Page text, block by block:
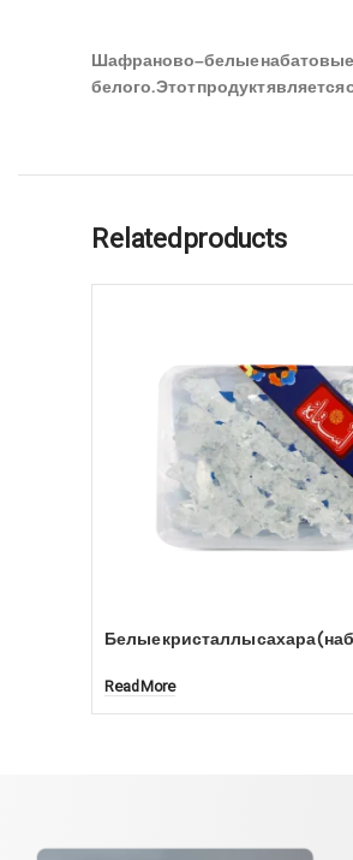
Шафраново–белые набатовые
белого. Этот продукт
Related products
Белые кристаллы сахара
Read More